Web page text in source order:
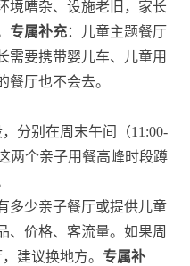
境嘈杂、设施老旧，家长
专属补充：儿童主题餐厅
要携带婴儿车、儿童用
餐厅也不会去。
分别在周末午间（11:00-
两个亲子用餐高峰时段蹲
多少亲子餐厅或提供儿童
、价格、客流量。如果周
建议换地方。 专属补